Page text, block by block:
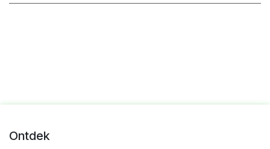
Ontdek